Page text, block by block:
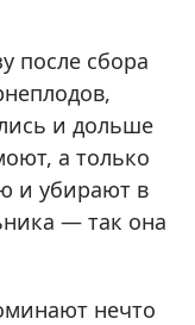
после сбора
и дольше
а только
и убирают в
— так она
нечто